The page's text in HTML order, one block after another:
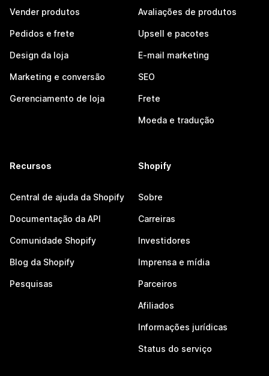
Vender produtos
Pedidos e frete
Design da loja
Marketing e conversão
Gerenciamento de loja
Avaliações de produtos
Upsell e pacotes
E-mail marketing
SEO
Frete
Moeda e tradução
Recursos
Central de ajuda da Shopify
Documentação da API
Comunidade Shopify
Blog da Shopify
Pesquisas
Shopify
Sobre
Carreiras
Investidores
Imprensa e mídia
Parceiros
Afiliados
Informações jurídicas
Status do serviço